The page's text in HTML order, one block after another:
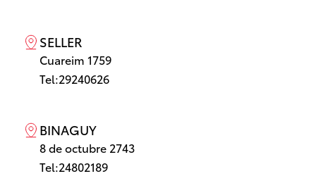
SELLER
Cuareim 1759
Tel:29240626
BINAGUY
8 de octubre 2743
Tel:24802189